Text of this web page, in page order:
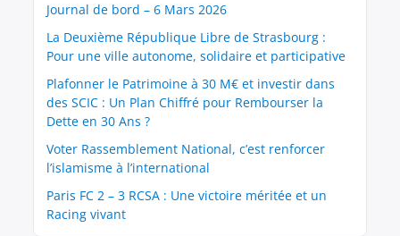
Journal de bord – 6 Mars 2026
La Deuxième République Libre de Strasbourg :
Pour une ville autonome, solidaire et participative
Plafonner le Patrimoine à 30 M€ et investir dans
des SCIC : Un Plan Chiffré pour Rembourser la
Dette en 30 Ans ?
Voter Rassemblement National, c’est renforcer
l’islamisme à l’international
Paris FC 2 – 3 RCSA : Une victoire méritée et un
Racing vivant